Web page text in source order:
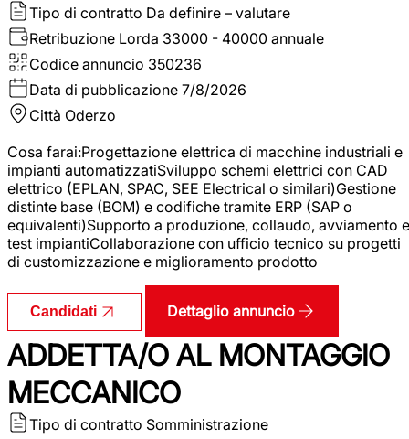
Tipo di contratto Da definire – valutare
Retribuzione Lorda 33000 - 40000 annuale
Codice annuncio 350236
Data di pubblicazione 7/8/2026
Città Oderzo
Cosa farai:Progettazione elettrica di macchine industriali e
impianti automatizzatiSviluppo schemi elettrici con CAD
elettrico (EPLAN, SPAC, SEE Electrical o similari)Gestione
distinte base (BOM) e codifiche tramite ERP (SAP o
equivalenti)Supporto a produzione, collaudo, avviamento e
test impiantiCollaborazione con ufficio tecnico su progetti
di customizzazione e miglioramento prodotto
Candidati Dettaglio annuncio
ADDETTA/O AL MONTAGGIO
MECCANICO
Tipo di contratto Somministrazione